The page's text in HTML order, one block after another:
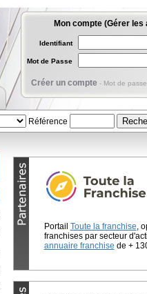
Mon compte (Gérer les
Identifiant
Mot de Passe
Créer un compte - Mot de
Référence
Portail Toute la franchise,
franchises par secteur
annuaire franchise de +